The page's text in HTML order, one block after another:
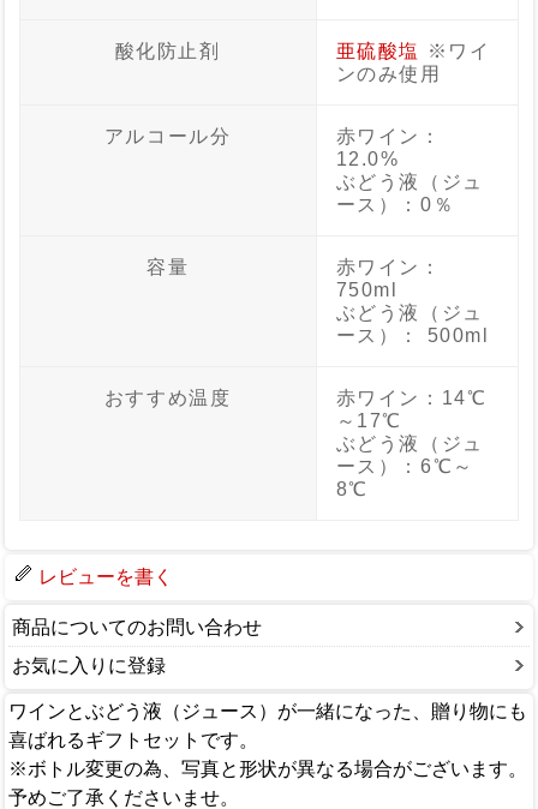
酸化防止剤 亜硫酸塩
※ワイ
ンのみ使用
アルコール分
赤ワイン：
12.0%
ぶどう液（ジュ
ース）：0％
容量
赤ワイン：
750ml
ぶどう液（ジュ
ース）： 500ml
おすすめ温度
赤ワイン：14℃
～17℃
ぶどう液（ジュ
ース）：6℃～
8℃
レビューを書く
商品についてのお問い合わせ
お気に入りに登録
ワインとぶどう液（ジュース）が一緒になった、贈り物にも
喜ばれるギフトセットです。
※ボトル変更の為、写真と形状が異なる場合がございます。
予めご了承くださいませ。